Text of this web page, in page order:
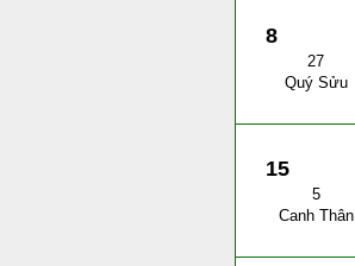
8
27
Quý Sửu
15
5
Canh Thân